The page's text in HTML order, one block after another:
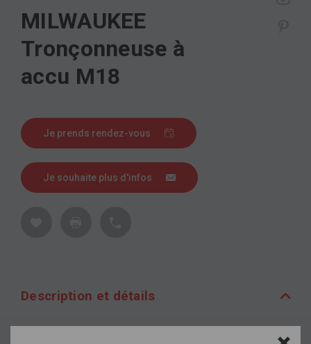
MILWAUKEE
Tronçonneuse à
accu M18
Je prends rendez-vous
Je souhaite plus d'infos
Description et détails